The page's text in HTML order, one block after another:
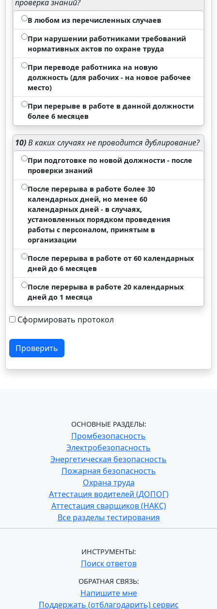
проверка знаний?
В любом из перечисленных случаев
При нарушении работниками требований
нормативных актов по охране труда
При переводе работника на новую
должность (для рабочих - на новое рабочее
место)
При перерыве в работе в данной должности
более 6 месяцев
10)В каких случаях не проводится дублирование?
При подготовке по новой должности - после
проверки знаний
После перерыва в работе более 30
календарных дней, но менее 60
календарных дней - в случаях,
установленных порядком проведения
работы с персоналом, принятым в
организации
После перерыва в работе от 60 календарных
дней до 6 месяцев
После перерыва в работе 20 календарных
дней до 1 месяца
Сформировать протокол
Проверить
ОСНОВНЫЕ РАЗДЕЛЫ:
Промбезопасность
Электробезопасность
Энергетическая безопасность
Пожарная безопасность
Охрана труда
Аттестация водителей (ДОПОГ)
Аттестация сварщиков (НАКС)
Все разделы тестирования
ИНСТРУМЕНТЫ:
Поиск ответов
ОБРАТНАЯ СВЯЗЬ:
Напишите мне
Поддержать (отблагодарить) сервис